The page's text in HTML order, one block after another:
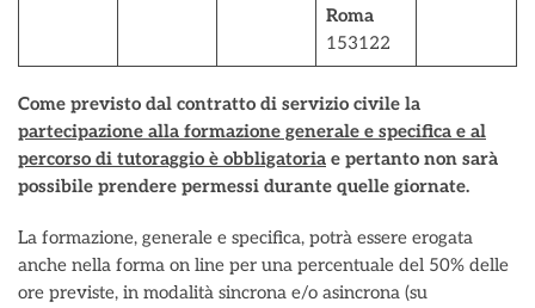
Roma
153122
Come previsto dal contratto di servizio civile la
partecipazione alla formazione generale e specifica e al
percorso di tutoraggio è obbligatoria e pertanto non sarà
possibile prendere permessi durante quelle giornate.
La formazione, generale e specifica, potrà essere erogata
anche nella forma on line per una percentuale del 50% delle
ore previste, in modalità sincrona e/o asincrona (su